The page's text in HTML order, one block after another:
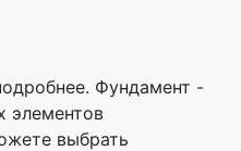
Фундамент -
элементов
выбрать